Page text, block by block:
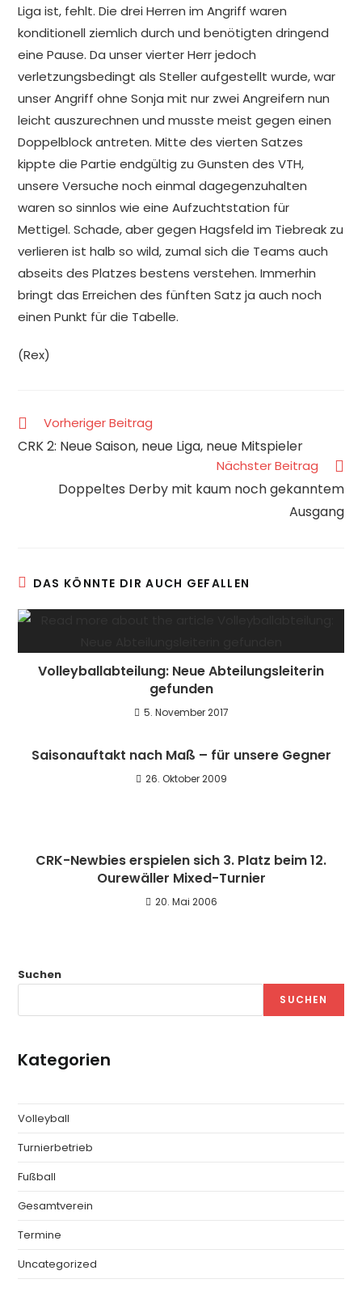
Liga ist, fehlt. Die drei Herren im Angriff waren
konditionell ziemlich durch und benötigten dringend
eine Pause. Da unser vierter Herr jedoch
verletzungsbedingt als Steller aufgestellt wurde, war
unser Angriff ohne Sonja mit nur zwei Angreifern nun
leicht auszurechnen und musste meist gegen einen
Doppelblock antreten. Mitte des vierten Satzes
kippte die Partie endgültig zu Gunsten des VTH,
unsere Versuche noch einmal dagegenzuhalten
waren so sinnlos wie eine Aufzuchtstation für
Mettigel. Schade, aber gegen Hagsfeld im Tiebreak zu
verlieren ist halb so wild, zumal sich die Teams auch
abseits des Platzes bestens verstehen. Immerhin
bringt das Erreichen des fünften Satz ja auch noch
einen Punkt für die Tabelle.
(Rex)
Vorheriger Beitrag
CRK 2: Neue Saison, neue Liga, neue Mitspieler
Nächster Beitrag
Doppeltes Derby mit kaum noch gekanntem
Ausgang
DAS KÖNNTE DIR AUCH GEFALLEN
Volleyballabteilung: Neue Abteilungsleiterin
gefunden
5. November 2017
Saisonauftakt nach Maß – für unsere Gegner
26. Oktober 2009
CRK-Newbies erspielen sich 3. Platz beim 12.
Ourewäller Mixed-Turnier
20. Mai 2006
Suchen
SUCHEN
Kategorien
Volleyball
Turnierbetrieb
Fußball
Gesamtverein
Termine
Uncategorized